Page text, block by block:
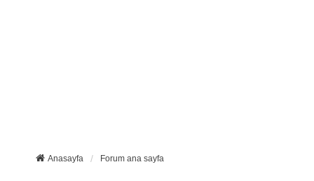
Anasayfa Forum ana sayfa